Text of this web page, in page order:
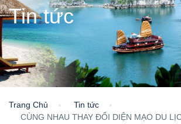
Tin tức
Trang Chủ
Tin tức
CÙNG NHAU THAY ĐỔI DIỆN MẠO DU